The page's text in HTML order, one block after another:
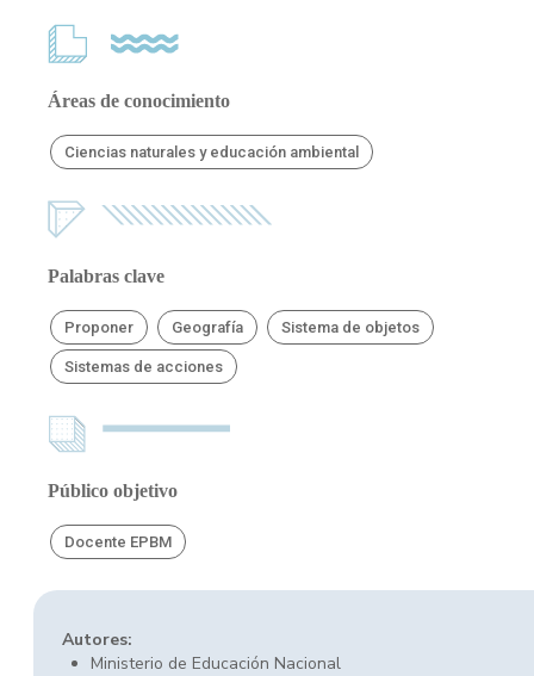
Áreas de conocimiento
Ciencias naturales y educación ambiental
Palabras clave
Proponer Geografía Sistema de objetos
Sistemas de acciones
Público objetivo
Docente EPBM
Autores:
Ministerio de Educación Nacional